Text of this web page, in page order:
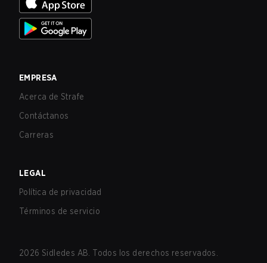
EMPRESA
Acerca de Strafe
Contáctanos
Carreras
LEGAL
Política de privacidad
Términos de servicio
2026 Sidledes AB. Todos los derechos reservados.